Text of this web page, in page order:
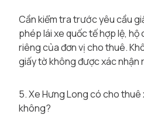
Cần kiểm tra trước yêu cầu
phép lái xe quốc tế hợp lệ, hộ
riêng của đơn vị cho thuê.
giấy tờ không được xác nhận
5. Xe Hưng Long có cho
không?